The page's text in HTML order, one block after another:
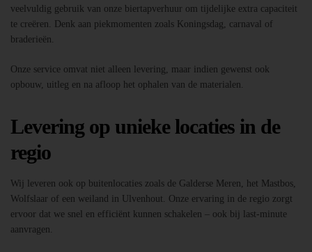
veelvuldig gebruik van onze biertapverhuur om tijdelijke extra capaciteit
te creëren. Denk aan piekmomenten zoals Koningsdag, carnaval of
braderieën.
Onze service omvat niet alleen levering, maar indien gewenst ook
opbouw, uitleg en na afloop het ophalen van de materialen.
Levering op unieke locaties in de
regio
Wij leveren ook op buitenlocaties zoals de Galderse Meren, het Mastbos,
Wolfslaar of een weiland in Ulvenhout. Onze ervaring in de regio zorgt
ervoor dat we snel en efficiënt kunnen schakelen – ook bij last-minute
aanvragen.